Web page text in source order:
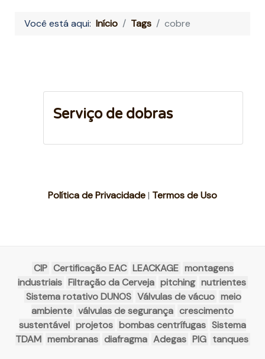
Você está aqui: Início Tags cobre
Serviço de dobras
Política de Privacidade| Termos de Uso
CIP Certificação EAC LEACKAGE montagens
industriais Filtração da Cerveja pitching nutrientes
Sistema rotativo DUNOS Válvulas de vácuo meio
ambiente válvulas de segurança crescimento
sustentável projetos bombas centrífugas Sistema
TDAM membranas diafragma Adegas PIG tanques